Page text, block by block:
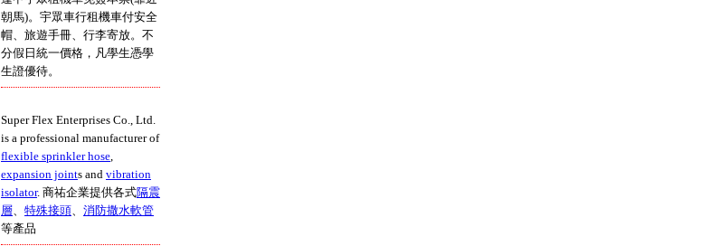
朝馬)。宇眾車行租機車付安全
帽、旅遊手冊、行李寄放。不
分假日統一價格，凡學生憑學
生證優待。
Super Flex Enterprises Co., Ltd.
is a professional manufacturer of
flexible sprinkler hose,
expansion joints and vibration
isolator. 商祐企業提供各式隔震
層、 特殊接頭、 消防撒水軟管
等產品